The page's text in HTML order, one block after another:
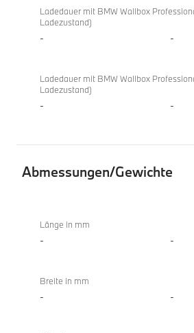
Ladedauer mit BMW Wallbox
Ladezustand)
- -
Ladedauer mit BMW Wallbox
Ladezustand)
- -
Abmessungen/Gewichte
Länge in mm
- -
Breite in mm
- -